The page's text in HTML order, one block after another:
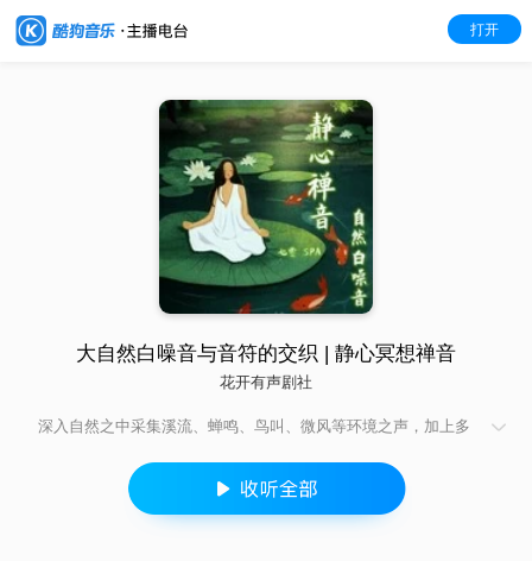
打开
大自然白噪音与音符的交织 | 静心冥想禅音
花开有声剧社
深入自然之中采集溪流、蝉鸣、鸟叫、微风等环境之声，加上多